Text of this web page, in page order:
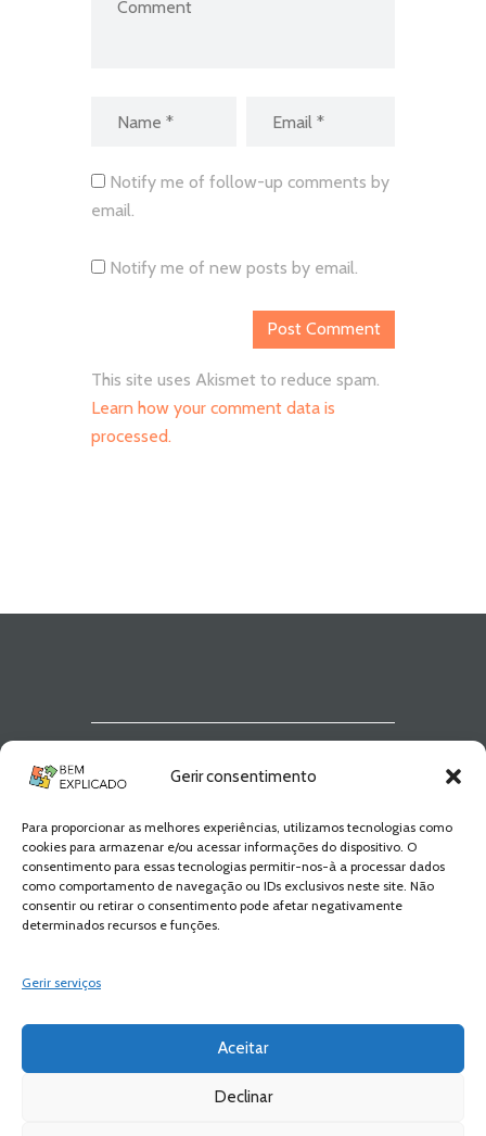
Gerir consentimento
Para proporcionar as melhores experiências, utilizamos tecnologias como
cookies para armazenar e/ou acessar informações do dispositivo. O
consentimento para essas tecnologias permitir-nos-à a processar dados
como comportamento de navegação ou IDs exclusivos neste site. Não
consentir ou retirar o consentimento pode afetar negativamente
determinados recursos e funções.
Gerir serviços
Aceitar
Declinar
Notify me of follow-up comments by
email.
Notify me of new posts by email.
This site uses Akismet to reduce spam.
Learn how your comment data is
processed.
Explicado
Fica a par de todas as novidades! Zero
Spam, apenas novidades e novos
conteúdos!